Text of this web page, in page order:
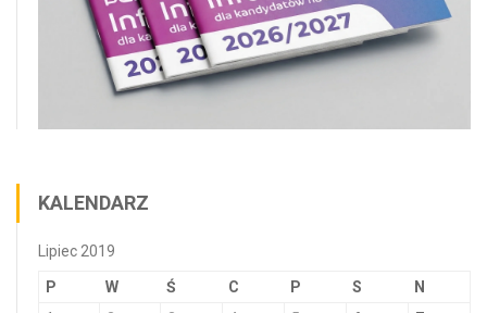
KALENDARZ
Lipiec 2019
P W Ś C P S
N